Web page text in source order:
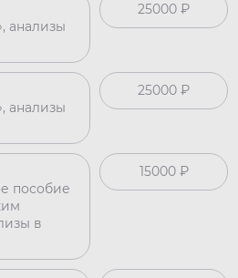
анализы
25000 ₽
анализы
25000 ₽
пособие
в
15000 ₽